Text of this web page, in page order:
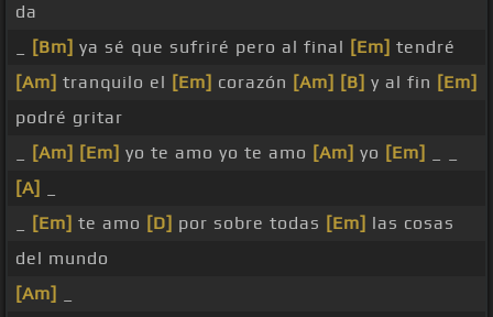
da
[Bm] ya sé que sufriré pero al final [Em] tendré
[Am] tranquilo el [Em] corazón [Am] [B] y al fin [Em]
podré gritar
[Am] [Em] yo te amo yo te amo [Am] yo [Em]
[A]
[Em] te amo [D] por sobre todas [Em] las cosas
del mundo
[Am]